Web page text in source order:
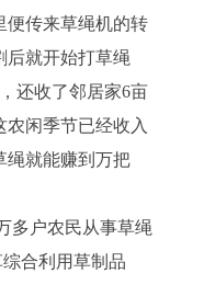
便传来草绳机的转
后就开始打草绳
还收了邻居家6亩
闲季节已经收入
绳就能赚到万把
户农民从事草绳
合利用草制品